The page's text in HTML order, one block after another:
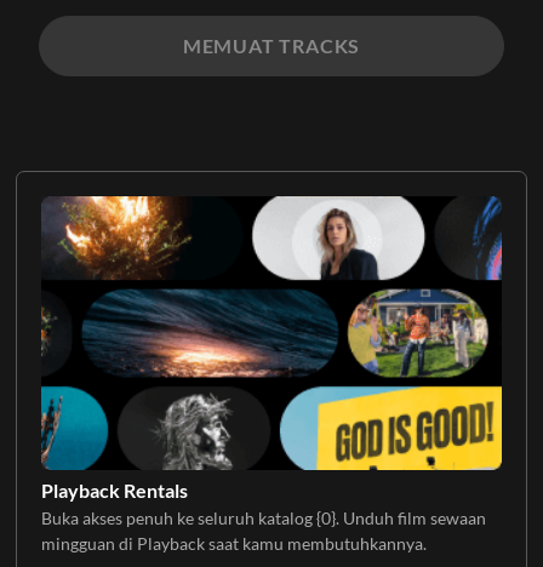
Playback Rentals
Buka akses penuh ke seluruh katalog {0}. Unduh film sewaan
mingguan di Playback saat kamu membutuhkannya.
MEMUAT TRACKS